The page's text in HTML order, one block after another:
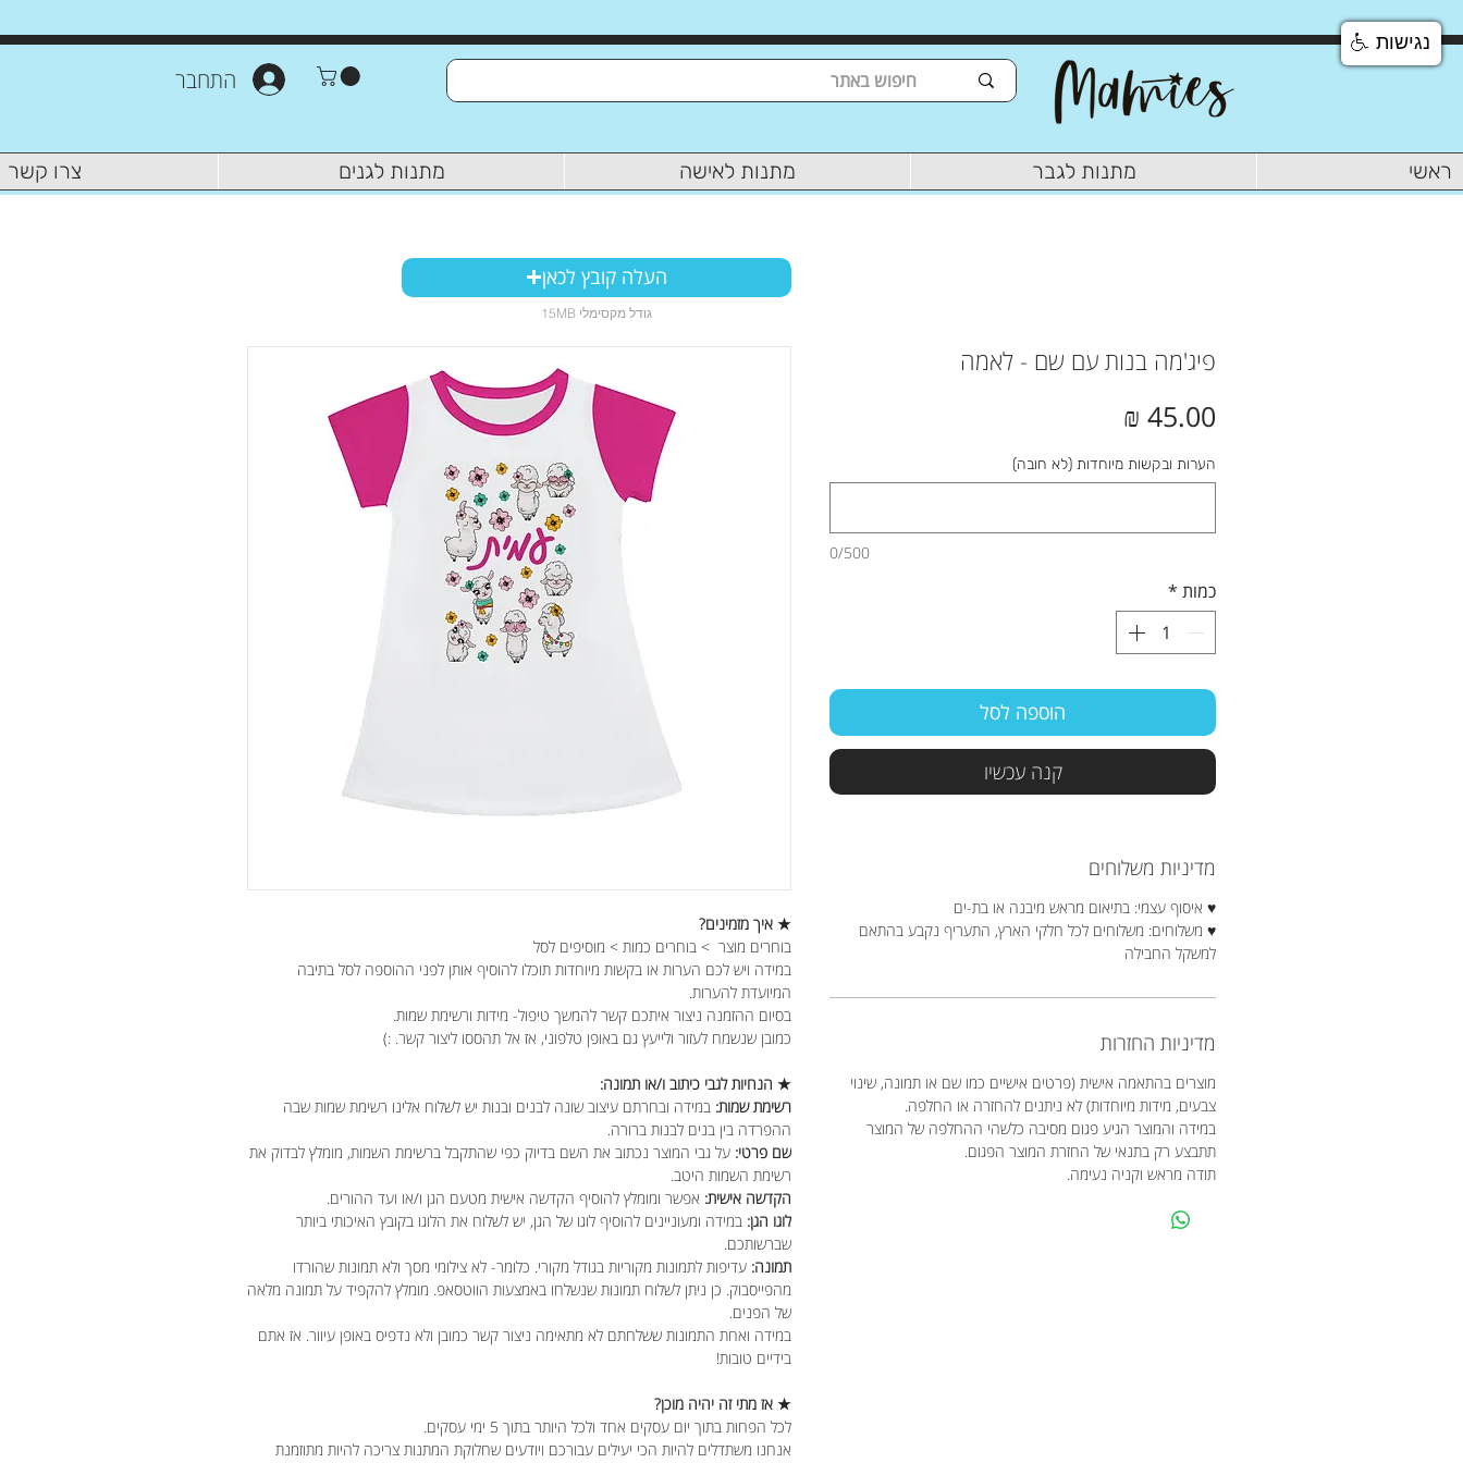
התחבר
ראשי מתנות לגבר מתנות לאישה מתנות לגנים צרו קשר
★ איך מזמינים?
בוחרים מוצר > בוחרים כמות > מוסיפים לסל
במידה ויש לכם הערות או בקשות מיוחדות תוכלו להוסיף אותן לפני ההוספה לסל בתיבה
המיועדת להערות.
בסיום ההזמנה ניצור איתכם קשר להמשך טיפול- מידות ורשימת שמות.
כמובן שנשמח לעזור ולייעץ גם באופן טלפוני, אז אל תהססו ליצור קשר. :)
★ הנחיות לגבי כיתוב ו/או תמונה:
רשימת שמות: במידה ובחרתם עיצוב שונה לבנים ובנות יש לשלוח אלינו רשימת שמות שבה
ההפרדה בין בנים לבנות ברורה.
שם פרטי: על גבי המוצר נכתוב את השם בדיוק כפי שהתקבל ברשימת השמות, מומלץ לבדוק את
רשימת השמות היטב.
הקדשה אישית: אפשר ומומלץ להוסיף הקדשה אישית מטעם הגן ו/או ועד ההורים.
לוגו הגן: במידה ומעוניינים להוסיף לוגו של הגן, יש לשלוח את הלוגו בקובץ האיכותי ביותר
שברשותכם.
תמונה: עדיפות לתמונות מקוריות בגודל מקורי. כלומר- לא צילומי מסך ולא תמונות שהורדו
מהפייסבוק. כן ניתן לשלוח תמונות שנשלחו באמצעות הווטסאפ. מומלץ להקפיד על תמונה מלאה
של הפנים.
במידה ואחת התמונות ששלחתם לא מתאימה ניצור קשר כמובן ולא נדפיס באופן עיוור. אז אתם
בידיים טובות!
★ אז מתי זה יהיה מוכן?
לכל הפחות בתוך יום עסקים אחד ולכל היותר בתוך 5 ימי עסקים.
אנחנו משתדלים להיות הכי יעילים עבורכם ויודעים שחלוקת המתנות צריכה להיות מתוזמנת
פיג'מה בנות עם שם - לאמה
הערות ובקשות מיוחדות (לא חובה)
0/500
כמות *
הוספה לסל
קנה עכשיו
מדיניות משלוחים
♥ איסוף עצמי: בתיאום מראש מיבנה או בת-ים
♥ משלוחים: משלוחים לכל חלקי הארץ, התעריף נקבע בהתאם
למשקל החבילה
מדיניות החזרות
מוצרים בהתאמה אישית (פרטים אישיים כמו שם או תמונה, שינוי
צבעים, מידות מיוחדות) לא ניתנים להחזרה או החלפה.
במידה והמוצר הגיע פגום מסיבה כלשהי ההחלפה של המוצר
תתבצע רק בתנאי של החזרת המוצר הפגום.
תודה מראש וקניה נעימה.
העלה קובץ לכאן
15MB גודל מקסימלי
נגישות